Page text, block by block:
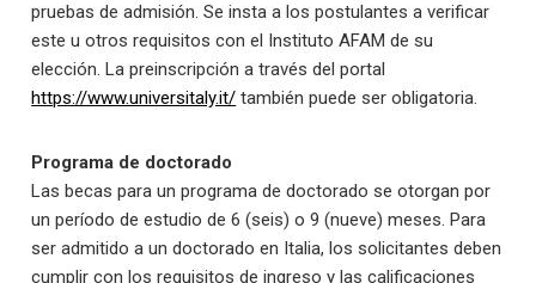
pruebas de admisión. Se insta a los postulantes a verificar
este u otros requisitos con el Instituto AFAM de su
elección. La preinscripción a través del portal
https://www.universitaly.it/ también puede ser obligatoria.
Programa de doctorado
Las becas para un programa de doctorado se otorgan por
un período de estudio de 6 (seis) o 9 (nueve) meses. Para
ser admitido a un doctorado en Italia, los solicitantes deben
cumplir con los requisitos de ingreso y las calificaciones